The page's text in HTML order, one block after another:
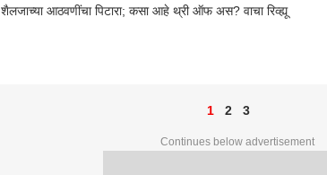
शैलजाच्या आठवणींचा पिटारा; कसा आहे थ्री ऑफ अस? वाचा रिव्ह्यू
1 2 3
Continues below advertisement